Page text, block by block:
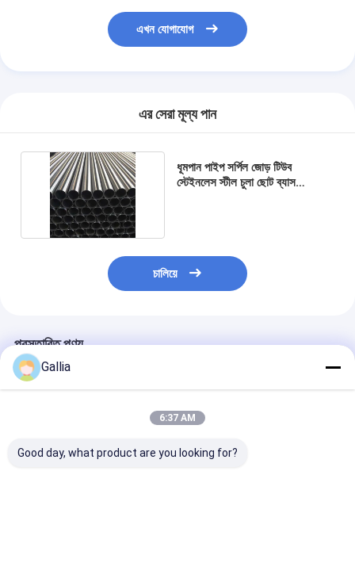
এখন যোগাযোগ
এর সেরা মূল্য পান
ধূমপান পাইপ সর্পিল জোড় টিউব
স্টেইনলেস স্টীল চুলা ছোট ব্যাস
চালিয়ে
প্রস্তাবিত পণ্য
Gallia
6:37 AM
Good day, what product are you looking for?